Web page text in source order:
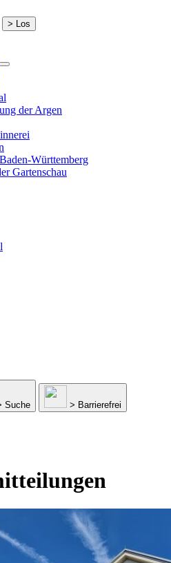
> Los
der Argen
Württemberg
Gartenschau
Suche > Barrierefrei